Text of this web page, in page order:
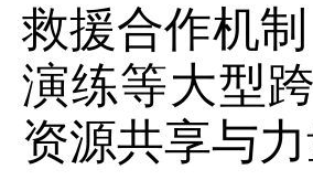
救援合作机
演练等大型
资源共享与